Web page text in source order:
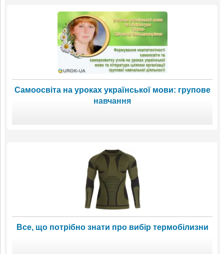
Самоосвіта на уроках української мови: групове
навчання
Все, що потрібно знати про вибір термобілизни